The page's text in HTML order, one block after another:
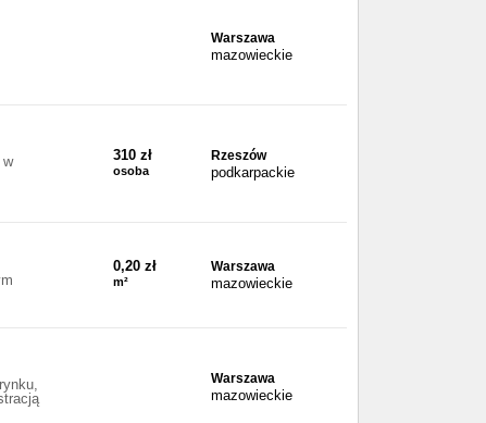
Warszawa
mazowieckie
w
310 zł
osoba
Rzeszów
podkarpackie
0,20 zł
m²
Warszawa
mazowieckie
Warszawa
mazowieckie